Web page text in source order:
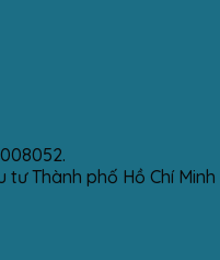
Thành phố Hồ Chí